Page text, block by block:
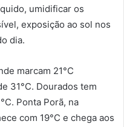
umidificar os
exposição ao sol nos
dia.
marcam 21°C
31°C. Dourados tem
Ponta Porã, na
com 19°C e chega aos